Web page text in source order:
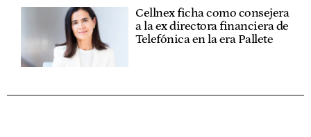
Cellnex ficha como consejera
a la ex directora financiera de
Telefónica en la era Pallete